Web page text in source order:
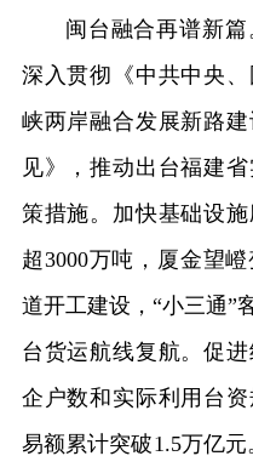
闽台融合再谱新篇
深入贯彻《中共中央
峡两岸融合发展新路
见》，推动出台福建
策措施。加快基础设
超3000万吨，厦金望
道开工建设，“小三通”
台货运航线复航。促
企户数和实际利用台
易额累计突破1.5万亿